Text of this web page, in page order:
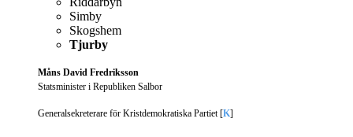
Simby
Skogshem
Tjurby
Måns David Fredriksson
Statsminister i Republiken Salbor
Generalsekreterare för Kristdemokratiska Partiet [K]